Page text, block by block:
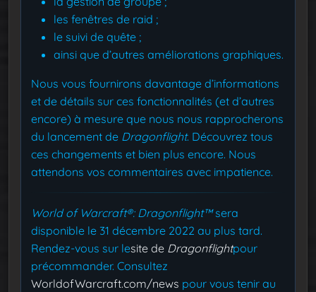
les fenêtres de raid ;
le suivi de quête ;
ainsi que d’autres améliorations graphiques.
Nous vous fournirons davantage d’informations
et de détails sur ces fonctionnalités (et d’autres
encore) à mesure que nous nous rapprocherons
du lancement de Dragonflight. Découvrez tous
ces changements et bien plus encore. Nous
attendons vos commentaires avec impatience.
World of Warcraft®: Dragonflight™sera
disponible le 31 décembre 2022 au plus tard.
Rendez-vous sur lesite de Dragonflightpour
précommander. Consultez
WorldofWarcraft.com/news pour vous tenir au